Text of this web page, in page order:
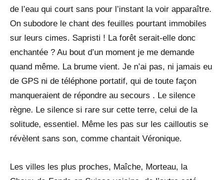
de l’eau qui court sans pour l’instant la voir apparaître.
On subodore le chant des feuilles pourtant immobiles
sur leurs cimes. Sapristi ! La forêt serait-elle donc
enchantée ? Au bout d’un moment je me demande
quand même. La brume vient. Je n’ai pas, ni jamais eu
de GPS ni de téléphone portatif, qui de toute façon
manqueraient de répondre au secours . Le silence
règne. Le silence si rare sur cette terre, celui de la
solitude, essentiel. Même les pas sur les cailloutis se
révèlent sans son, comme chantait Véronique.
Les villes les plus proches, Maîche, Morteau, la